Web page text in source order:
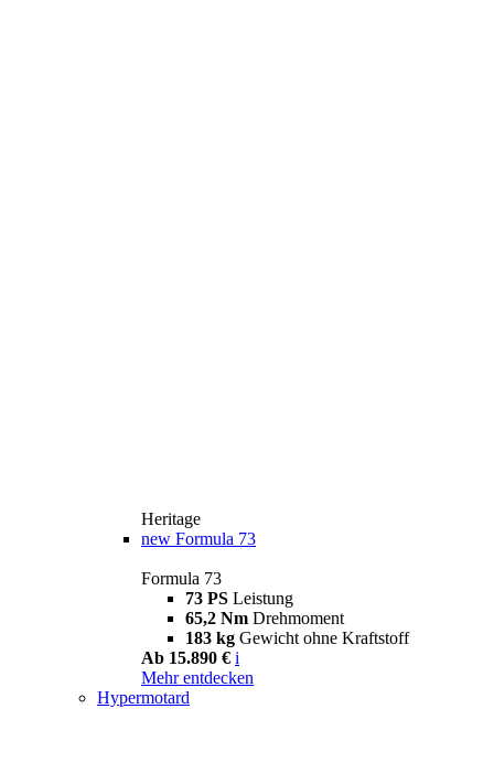
Heritage
new Formula 73
Formula 73
73 PS Leistung
65,2 Nm Drehmoment
183 kg Gewicht ohne Kraftstoff
Ab 15.890 € i
Mehr entdecken
Hypermotard